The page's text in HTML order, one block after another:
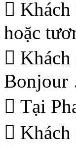

hoặc
 Khách
Bonjour
 Tại
